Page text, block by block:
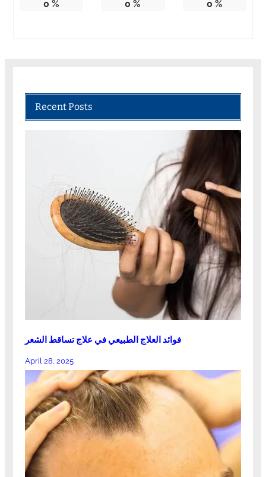
0 % 0 % 0 %
Recent Posts
فوائد العلاج الطبيعي في علاج تساقط الشعر
April 28, 2025